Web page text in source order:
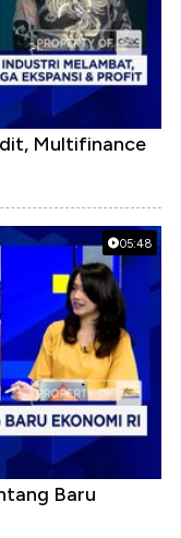
Multifinance
05:48
Baru